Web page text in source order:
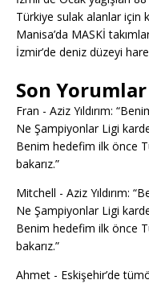
Türkiye sulak alanlar için
Manisa’da MASKİ
İzmir’de deniz düzeyi
Son Yorumlar
Fran - Aziz Yıldırım:
Ne Şampiyonlar Ligi
Benim hedefim ilk önce
bakarız.”
Mitchell - Aziz Yıldırım:
Ne Şampiyonlar Ligi
Benim hedefim ilk önce
bakarız.”
Ahmet - Eskişehir’de